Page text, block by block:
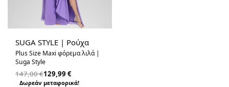
SUGA STYLE | Ρούχα
Plus Size Maxi φόρεμα λιλά |
Suga Style
147,00€129,99 €
Δωρεάν μεταφορικά!